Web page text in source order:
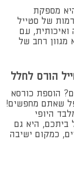
מספקת
של סטייל
ואיכותית, עם
מגוון רחב של
הורס לחלל
הוספת כורסא
שאתם מחפשים!
היופי
ביתכם, היא גם
כמקום ישיבה